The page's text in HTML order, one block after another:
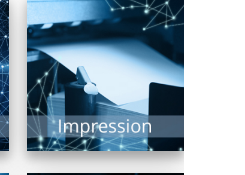
Impression de documents,
photos, plans grands formats,
l’imprimante est indissociable
d’un système informatique. De
nombreuses technologies...
EN SAVOIR PLUS